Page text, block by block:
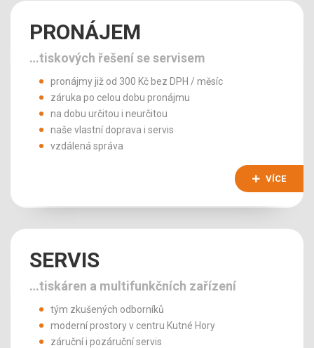
PRONÁJEM
…tiskových řešení se servisem
pronájmy již od 300 Kč bez DPH / měsíc
záruka po celou dobu pronájmu
na dobu určitou i neurčitou
naše vlastní doprava i servis
vzdálená správa
VÍCE
SERVIS
…tiskáren a multifunkčních zařízení
tým zkušených odborníků
moderní prostory v centru Kutné Hory
záruční i pozáruční servis